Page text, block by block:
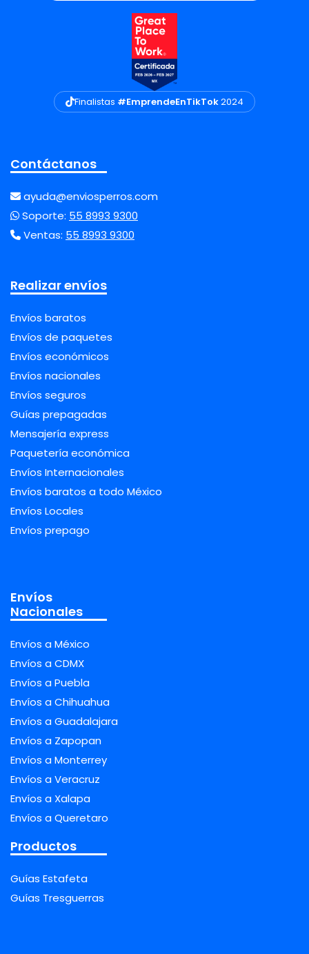
Finalistas #EmprendeEnTikTok2024
Contáctanos
ayuda@enviosperros.com
Soporte: 55 8993 9300
Ventas: 55 8993 9300
Realizar envíos
Envíos baratos
Envíos de paquetes
Envíos económicos
Envíos nacionales
Envíos seguros
Guías prepagadas
Mensajería express
Paquetería económica
Envíos Internacionales
Envíos baratos a todo México
Envíos Locales
Envíos prepago
Envíos
Nacionales
Envíos a México
Envíos a CDMX
Envíos a Puebla
Envíos a Chihuahua
Envíos a Guadalajara
Envíos a Zapopan
Envíos a Monterrey
Envíos a Veracruz
Envíos a Xalapa
Envíos a Queretaro
Productos
Guías Estafeta
Guías Tresguerras